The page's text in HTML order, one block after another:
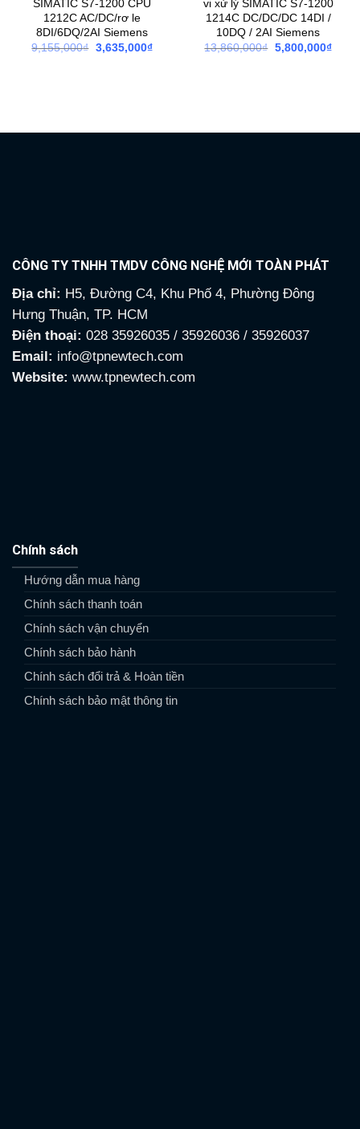
SIMATIC S7-1200 CPU
1212C AC/DC/rơ le
8DI/6DQ/2AI Siemens
9,155,000₫ Giá
3,635,000₫Giá
vi xử lý SIMATIC S7-1200
1214C DC/DC/DC 14DI /
10DQ / 2AI Siemens
13,860,000₫ Giá
5,800,000₫Giá
CÔNG TY TNHH TMDV CÔNG NGHỆ MỚI TOÀN PHÁT
Địa chỉ: H5, Đường C4, Khu Phố 4, Phường Đông
Hưng Thuận, TP. HCM
Điện thoại: 028 35926035 / 35926036 / 35926037
Email: info@tpnewtech.com
Website: www.tpnewtech.com
Chính sách
Hướng dẫn mua hàng
Chính sách thanh toán
Chính sách vận chuyển
Chính sách bảo hành
Chính sách đổi trả & Hoàn tiền
Chính sách bảo mật thông tin